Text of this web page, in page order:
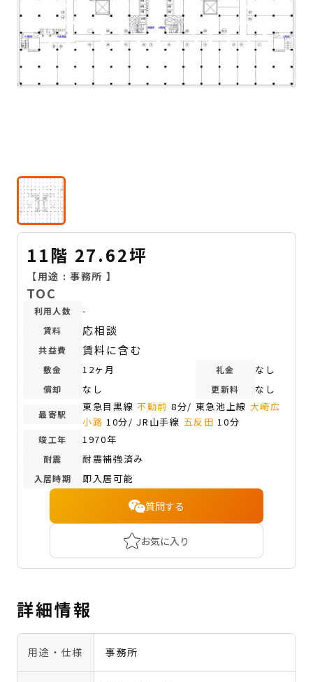
11階 27.62坪
【用途 :事務所 】
TOC
利用人数 -
賃料 応相談
共益費 賃料に含む
敷金 12ヶ月 礼金 なし
償却 なし 更新料 なし
最寄駅
東急目黒線不動前 8分/ 東急池上線 大崎広
小路 10分/ JR山手線 五反田 10分
竣工年 1970年
耐震 耐震補強済み
入居時期 即入居可能
質問する
お気に入り
詳細情報
用途・仕様 事務所